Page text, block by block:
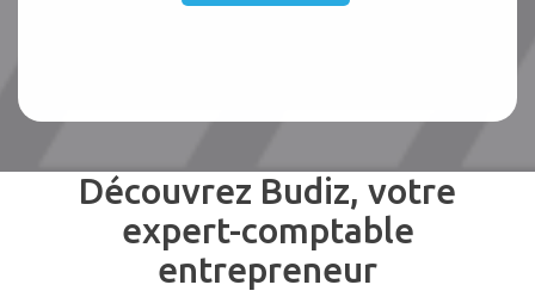
Découvrez Budiz, votre
expert-comptable
entrepreneur